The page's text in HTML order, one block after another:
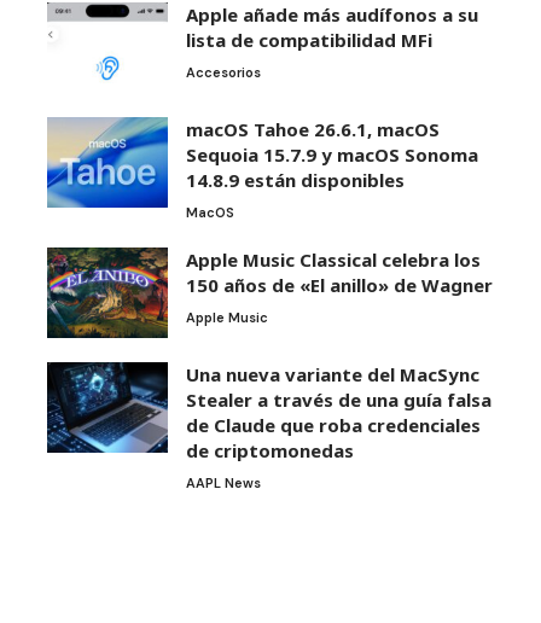
Apple añade más audífonos a su
lista de compatibilidad MFi
Accesorios
macOS Tahoe 26.6.1, macOS
Sequoia 15.7.9 y macOS Sonoma
14.8.9 están disponibles
MacOS
Apple Music Classical celebra los
150 años de «El anillo» de Wagner
Apple Music
Una nueva variante del MacSync
Stealer a través de una guía falsa
de Claude que roba credenciales
de criptomonedas
AAPL News